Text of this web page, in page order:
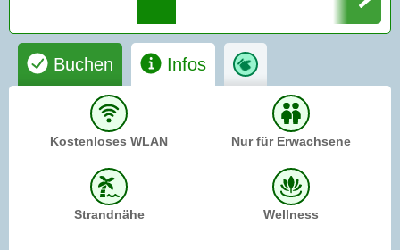
Buchen Infos
Kostenloses WLAN Nur für Erwachsene
Strandnähe Wellness